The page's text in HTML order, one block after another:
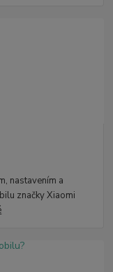
nastavením a
značky Xiaomi